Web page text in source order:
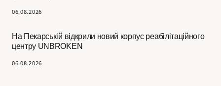
06.08.2026
На Пекарській відкрили новий корпус реабілітаційного
центру UNBROKEN
06.08.2026